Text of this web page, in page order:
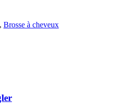
, Brosse à cheveux